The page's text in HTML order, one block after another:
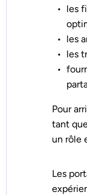
les
les
les
Pour
tant
un rôle
Les